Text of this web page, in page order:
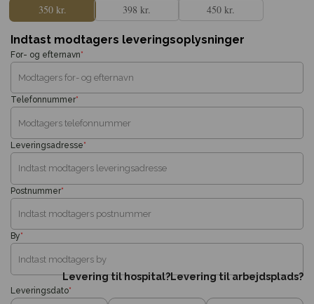
350 kr. 398 kr. 450 kr.
Indtast modtagers leveringsoplysninger
*
For- og efternavn
*
Telefonnummer
*
Leveringsadresse
*
Postnummer
*
By
Levering til hospital?Levering til arbejdsplads?
*
Leveringsdato